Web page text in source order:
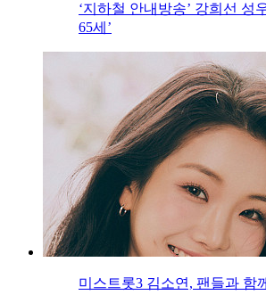
‘지하철 안내방송’ 강희선 성
65세’
미스트롯3 김소연, 팬들과 함